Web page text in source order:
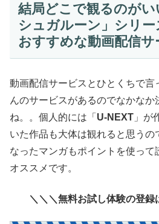
結局どこで観るのが
シュガルーン」シリ
おすすめな動画配信サ
動画配信サービスとひとくちで言
んのサービスがあるのでなかなか
ね。。個人的には「 U-NEXT 」が
いた作品も大体は観れると思うの
なったマンガもポイントを使って
オススメです。
＼＼＼無料お試し体験の登録